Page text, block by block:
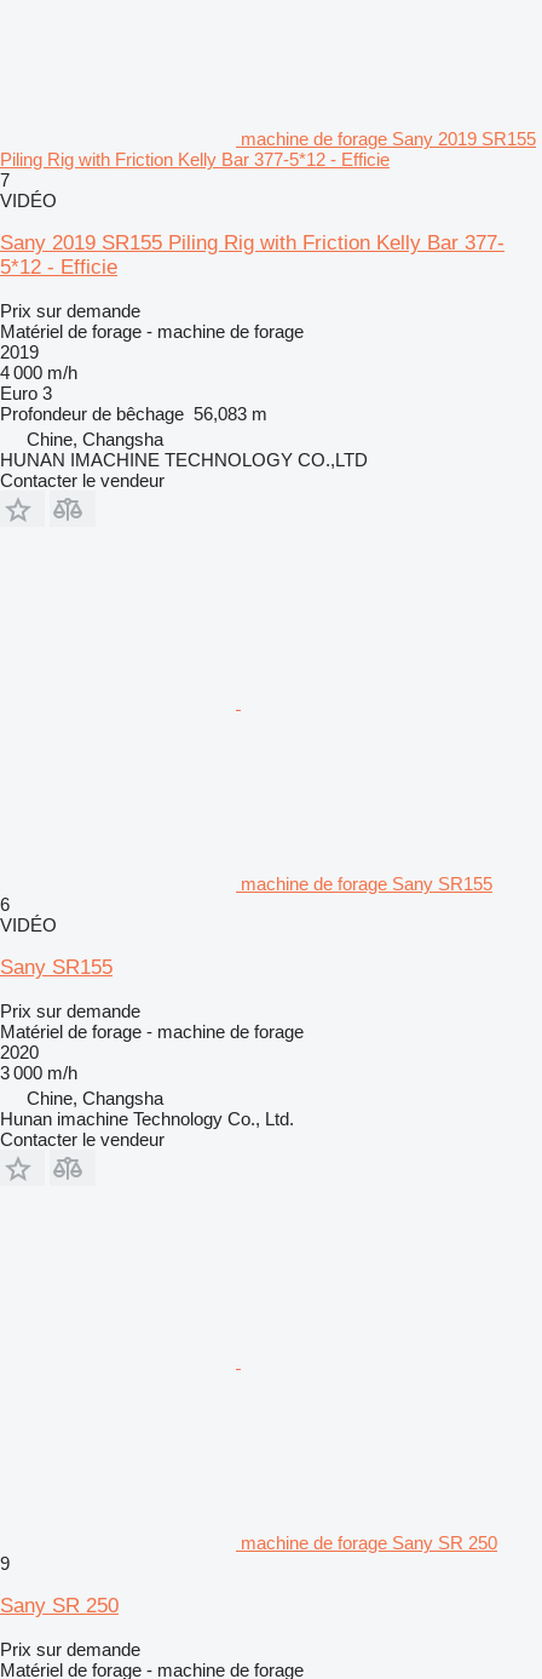
machine de forage Sany 2019 SR155
Piling Rig with Friction Kelly Bar 377-5*12 - Efficie
7
VIDÉO
Sany 2019 SR155 Piling Rig with Friction Kelly Bar 377-
5*12 - Efficie
Prix sur demande
Matériel de forage - machine de forage
2019
4 000 m/h
Euro 3
Profondeur de bêchage 56,083 m
Chine, Changsha
HUNAN IMACHINE TECHNOLOGY CO.,LTD
Contacter le vendeur
machine de forage Sany SR155
6
VIDÉO
Sany SR155
Prix sur demande
Matériel de forage - machine de forage
2020
3 000 m/h
Chine, Changsha
Hunan imachine Technology Co., Ltd.
Contacter le vendeur
machine de forage Sany SR 250
9
Sany SR 250
Prix sur demande
Matériel de forage - machine de forage